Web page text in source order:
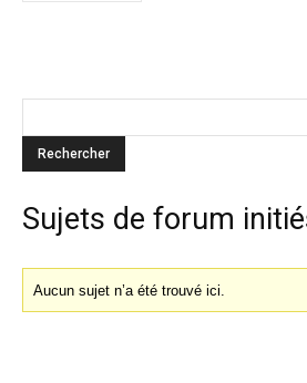
Sujets de forum
Aucun sujet n’a été trouvé ici.